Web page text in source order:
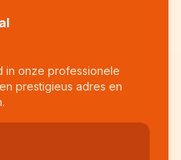
in onze professionele
prestigieus adres en